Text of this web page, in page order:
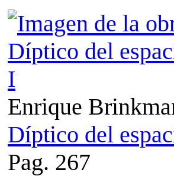
Enrique
Díptico del
Pag. 267